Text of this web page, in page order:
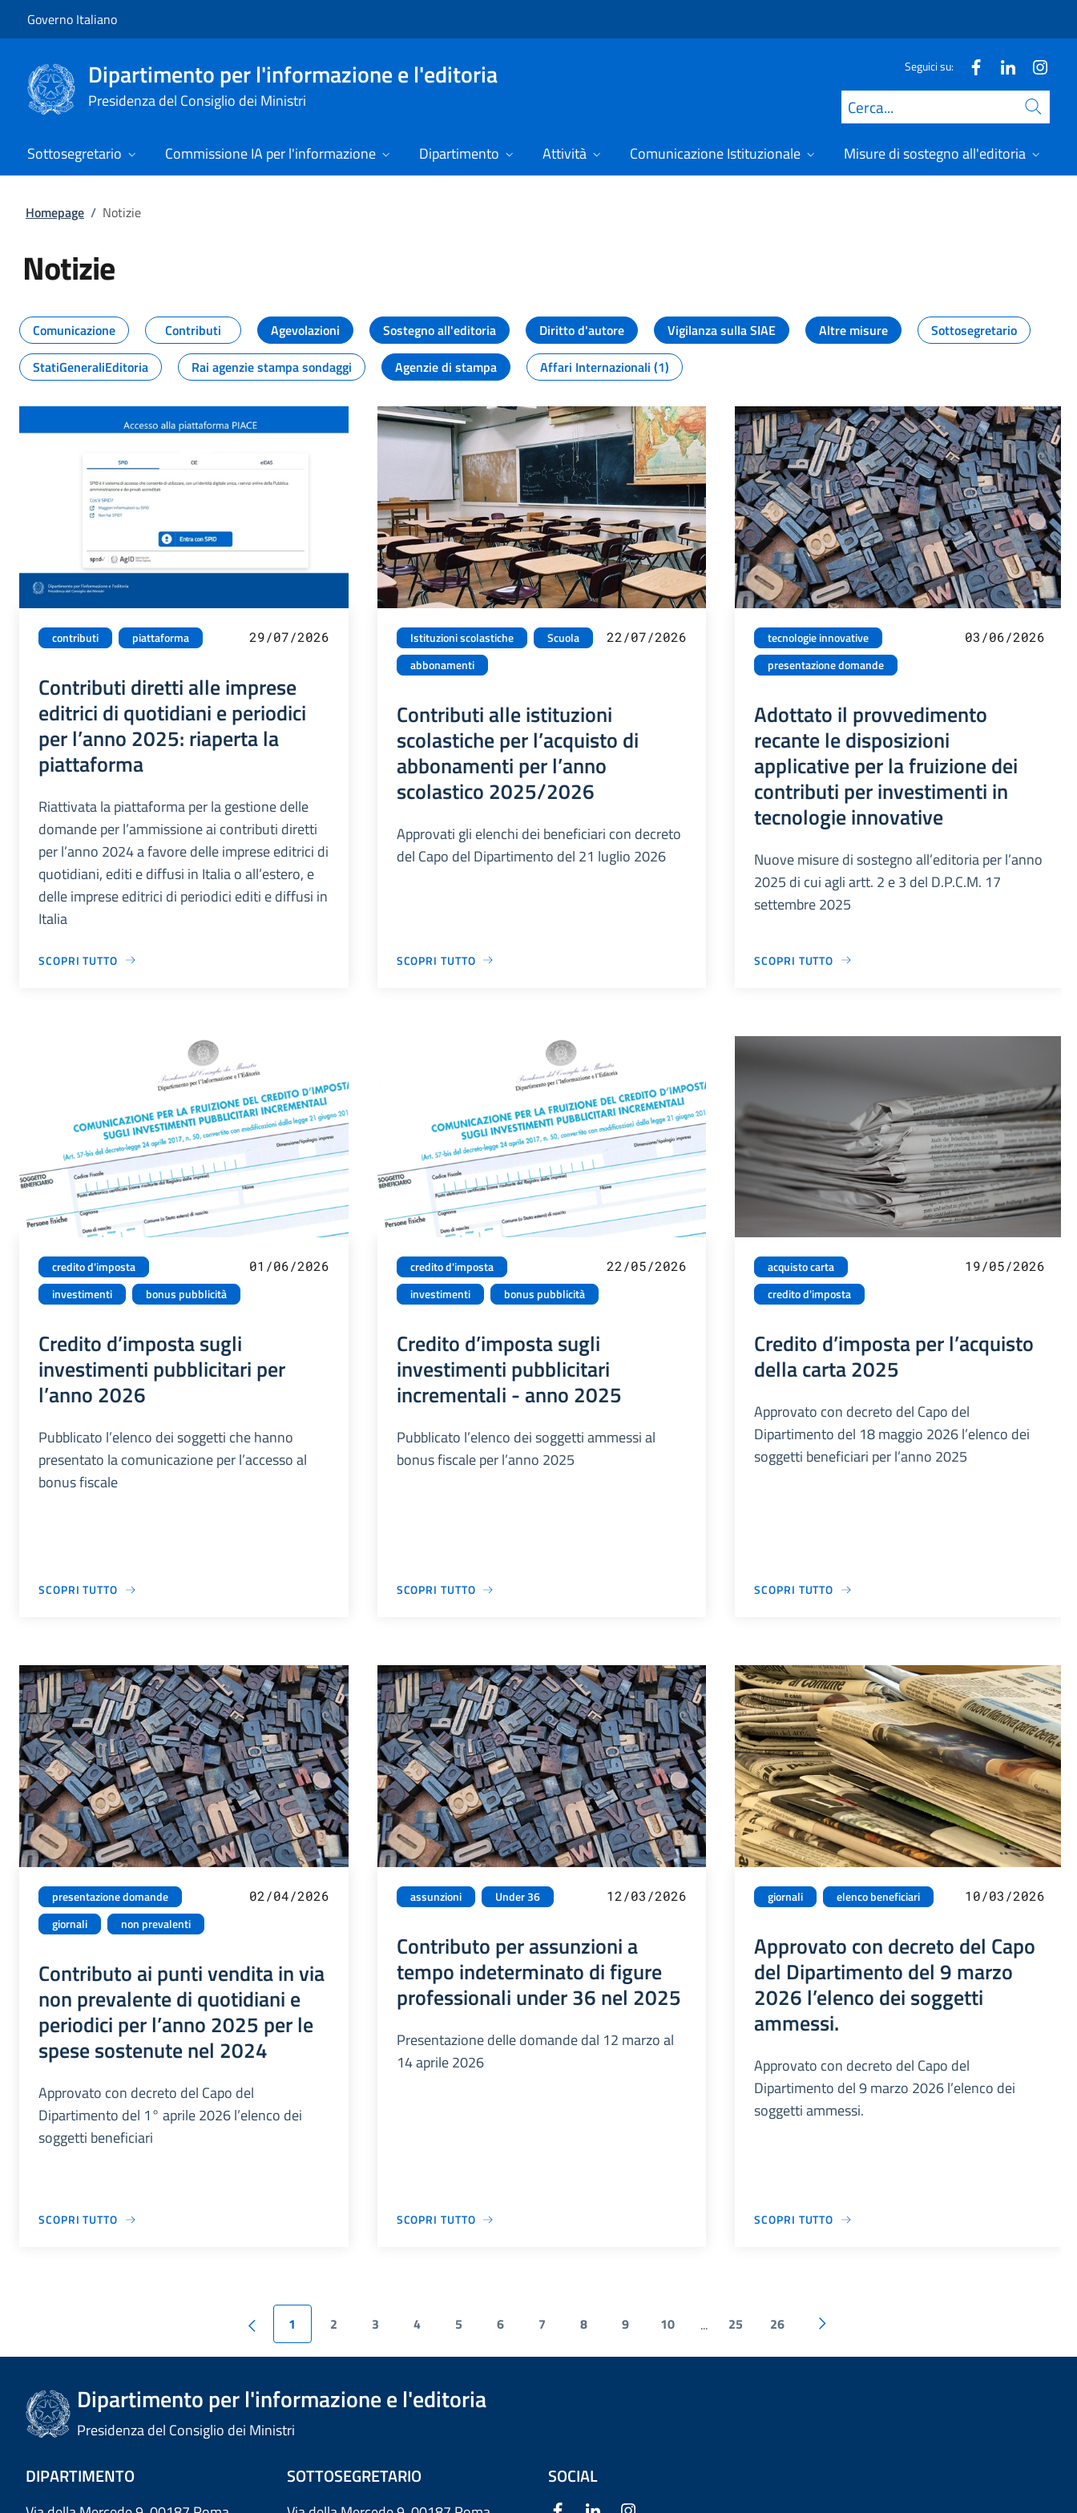
Governo Italiano
Dipartimento per l'informazione e l'editoria
Presidenza del Consiglio dei Ministri
Seguici su:
Cerca
Sottosegretario Commissione IA per l'informazione Dipartimento Attività Comunicazione Istituzionale Misure di sostegno all'editoria
Homepage / Notizie
Notizie
Tutti i contenuti della pagina Notizie
Comunicazione Contributi Agevolazioni Sostegno all'editoria Diritto d'autore Vigilanza sulla SIAE Altre misure
Sottosegretario
StatiGeneraliEditoria
Rai agenzie stampa sondaggi Agenzie di stampa Affari Internazionali (1)
contributi piattaforma 29/07/2026
Contributi diretti alle imprese
editrici di quotidiani e periodici
per l’anno 2025: riaperta la
piattaforma
Riattivata la piattaforma per la gestione delle
domande per l’ammissione ai contributi diretti
per l’anno 2024 a favore delle imprese editrici di
quotidiani, editi e diffusi in Italia o all’estero, e
delle imprese editrici di periodici editi e diffusi in
Italia
SCOPRI TUTTO
Istituzioni scolastiche
Scuola
abbonamenti
22/07/2026
Contributi alle istituzioni
scolastiche per l’acquisto di
abbonamenti per l’anno
scolastico 2025/2026
Approvati gli elenchi dei beneficiari con decreto
del Capo del Dipartimento del 21 luglio 2026
SCOPRI TUTTO
tecnologie innovative
presentazione domande
03/06/2026
Adottato il provvedimento
recante le disposizioni
applicative per la fruizione dei
contributi per investimenti in
tecnologie innovative
Nuove misure di sostegno all’editoria per l’anno
2025 di cui agli artt. 2 e 3 del D.P.C.M. 17
settembre 2025
SCOPRI TUTTO
credito d'imposta
investimenti
bonus pubblicità
01/06/2026
Credito d’imposta sugli
investimenti pubblicitari per
l’anno 2026
Pubblicato l’elenco dei soggetti che hanno
presentato la comunicazione per l’accesso al
bonus fiscale
SCOPRI TUTTO
credito d'imposta
investimenti
bonus pubblicità
22/05/2026
Credito d’imposta sugli
investimenti pubblicitari
incrementali - anno 2025
Pubblicato l’elenco dei soggetti ammessi al
bonus fiscale per l’anno 2025
SCOPRI TUTTO
acquisto carta
credito d'imposta
19/05/2026
Credito d’imposta per l’acquisto
della carta 2025
Approvato con decreto del Capo del
Dipartimento del 18 maggio 2026 l’elenco dei
soggetti beneficiari per l’anno 2025
SCOPRI TUTTO
presentazione domande
giornali
non prevalenti
02/04/2026
Contributo ai punti vendita in via
non prevalente di quotidiani e
periodici per l’anno 2025 per le
spese sostenute nel 2024
Approvato con decreto del Capo del
Dipartimento del 1° aprile 2026 l’elenco dei
soggetti beneficiari
SCOPRI TUTTO
assunzioni Under 36 12/03/2026
Contributo per assunzioni a
tempo indeterminato di figure
professionali under 36 nel 2025
Presentazione delle domande dal 12 marzo al
14 aprile 2026
SCOPRI TUTTO
giornali elenco beneficiari 10/03/2026
Approvato con decreto del Capo
del Dipartimento del 9 marzo
2026 l’elenco dei soggetti
ammessi.
Approvato con decreto del Capo del
Dipartimento del 9 marzo 2026 l’elenco dei
soggetti ammessi.
SCOPRI TUTTO
1 2 3 4 5 6 7 8 9 10 ... 25 26
Dipartimento per l'informazione e l'editoria
Presidenza del Consiglio dei Ministri
DIPARTIMENTO SOTTOSEGRETARIO SOCIAL